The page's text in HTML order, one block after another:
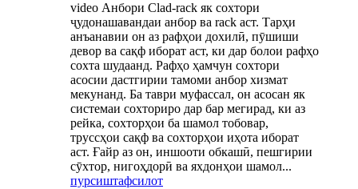
video Анбори Clad-rack як сохтори
ҷудонашавандаи анбор ва rack аст. Тарҳи
анъанавии он аз рафҳои дохилӣ, пӯшиши
девор ва сақф иборат аст, ки дар болои рафҳо
сохта шудаанд. Рафҳо ҳамчун сохтори
асосии дастгирии тамоми анбор хизмат
мекунанд. Ба таври муфассал, он асосан як
системаи сохториро дар бар мегирад, ки аз
рейка, сохторҳои ба шамол тобовар,
труссҳои сақф ва сохторҳои иҳота иборат
аст. Ғайр аз он, иншооти обкашӣ, пешгирии
сӯхтор, нигоҳдорӣ ва яхдонҳои шамол...
пурсиштафсилот